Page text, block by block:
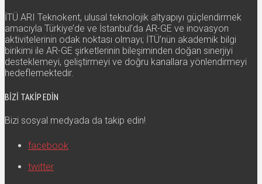
İTÜ ARI Teknokent, ulusal teknolojik altyapıyı güçlendirmek
amacıyla Türkiye’de ve İstanbul’da AR-GE ve inovasyon
aktivitelerinin odak noktası olmayı; İTÜ’nün akademik bilgi
birikimi ile AR-GE şirketlerinin bileşiminden doğan sinerjiyi
desteklemeyi, geliştirmeyi ve doğru kanallara yönlendirmeyi
hedeflemektedir.
BIZI TAKIP EDIN
Bizi sosyal medyada da takip edin!
facebook
twitter